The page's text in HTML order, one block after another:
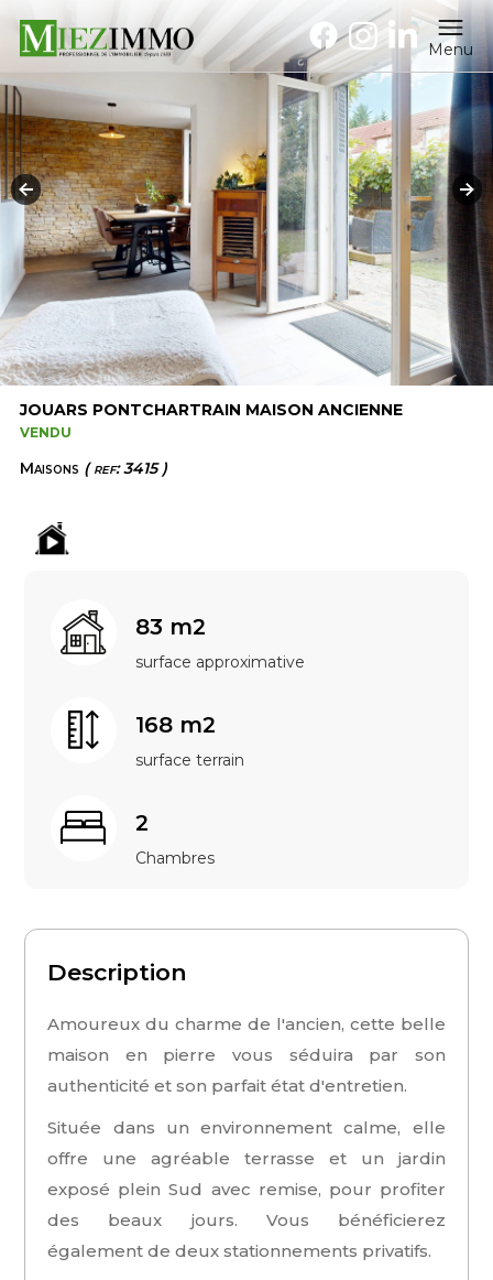
Menu
JOUARS PONTCHARTRAIN MAISON ANCIENNE
VENDU
Maisons ( ref: 3415 )
83 m2
surface approximative
168 m2
surface terrain
2
Chambres
Description
Amoureux du charme de l'ancien, cette belle
maison en pierre vous séduira par son
authenticité et son parfait état d'entretien.
Située dans un environnement calme, elle
offre une agréable terrasse et un jardin
exposé plein Sud avec remise, pour profiter
des beaux jours. Vous bénéficierez
également de deux stationnements privatifs.